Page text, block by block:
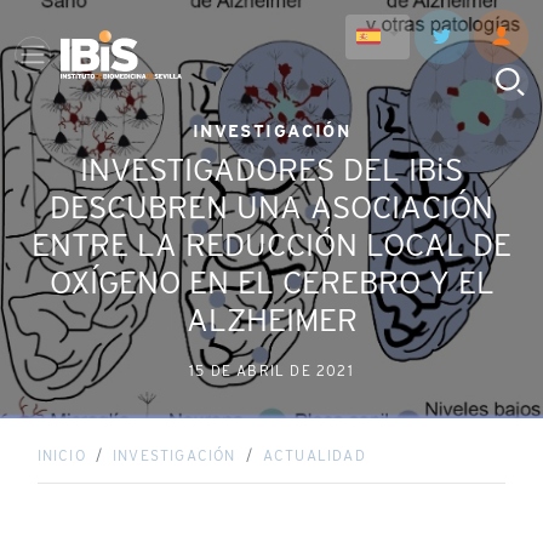
INVESTIGACIÓN
INVESTIGADORES DEL IBiS
DESCUBREN UNA ASOCIACIÓN
ENTRE LA REDUCCIÓN LOCAL DE
OXÍGENO EN EL CEREBRO Y EL
ALZHEIMER
15 DE ABRIL DE 2021
INICIO INVESTIGACIÓN ACTUALIDAD